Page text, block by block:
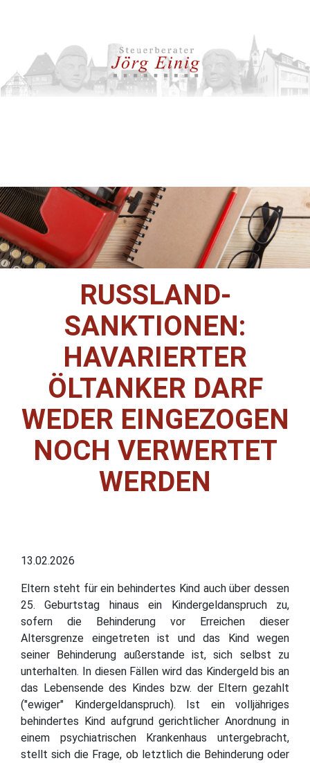
RUSSLAND-
SANKTIONEN:
HAVARIERTER
ÖLTANKER DARF
WEDER EINGEZOGEN
NOCH VERWERTET
WERDEN
13.02.2026
Eltern steht für ein behindertes Kind auch über dessen
25. Geburtstag hinaus ein Kindergeldanspruch zu,
sofern die Behinderung vor Erreichen dieser
Altersgrenze eingetreten ist und das Kind wegen
seiner Behinderung außerstande ist, sich selbst zu
unterhalten. In diesen Fällen wird das Kindergeld bis an
das Lebensende des Kindes bzw. der Eltern gezahlt
("ewiger" Kindergeldanspruch). Ist ein volljähriges
behindertes Kind aufgrund gerichtlicher Anordnung in
einem psychiatrischen Krankenhaus untergebracht,
stellt sich die Frage, ob letztlich die Behinderung oder